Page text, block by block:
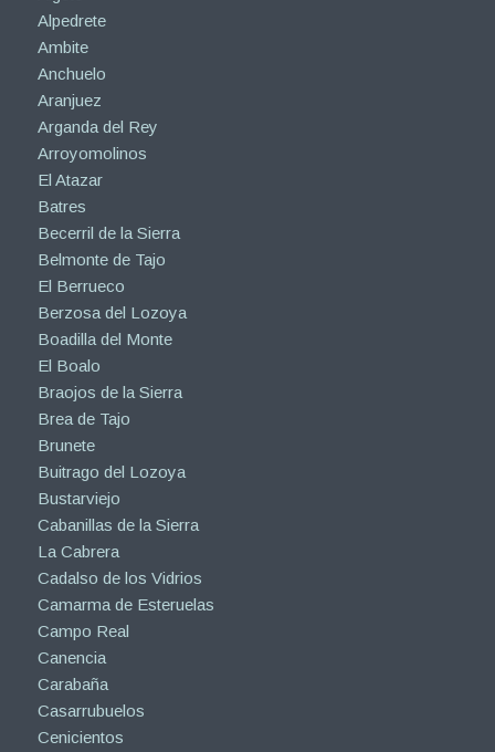
Alpedrete
Ambite
Anchuelo
Aranjuez
Arganda del Rey
Arroyomolinos
El Atazar
Batres
Becerril de la Sierra
Belmonte de Tajo
El Berrueco
Berzosa del Lozoya
Boadilla del Monte
El Boalo
Braojos de la Sierra
Brea de Tajo
Brunete
Buitrago del Lozoya
Bustarviejo
Cabanillas de la Sierra
La Cabrera
Cadalso de los Vidrios
Camarma de Esteruelas
Campo Real
Canencia
Carabaña
Casarrubuelos
Cenicientos